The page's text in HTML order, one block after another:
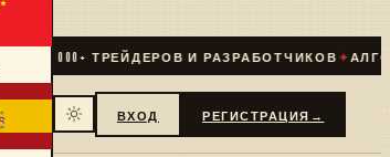
+ ТРЕЙДЕРОВ И РАЗРАБОТЧИКОВ✦
ВХОД РЕГИСТРАЦИЯ →